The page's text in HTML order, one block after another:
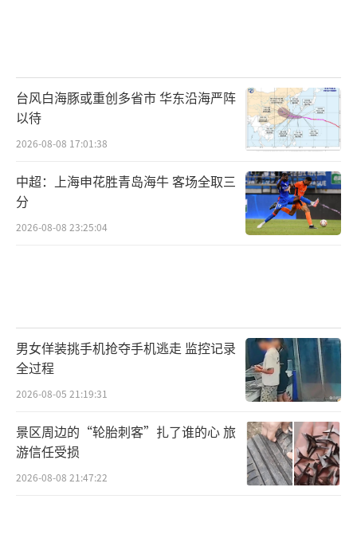
不被信任了，还谈什么文化大发展大繁
荣？”加强文化市场监管迫在眉睫，应该加强
多部门联动监管。
回忆起自己《一棵树》的演出经历，奚美
娟更有感触。当初，她接到剧本后，就到主人
公原型牛玉琴家里体验原汁原味的生活状
宾馆喝着可乐就能把作品给编出来了。
奚美娟强调，文化艺术是特殊行业，文化
产品的优劣及价值取向甚至能直接影响国家软
唯一目的，还要带着情怀。
为此，奚美娟建议，文化行业在接受资本
台风白海豚或重创多省市 华东沿海严阵
以待
2026-08-08 17:01:38
中超：上海申花胜青岛海牛 客场全取三
分
2026-08-08 23:25:04
男女佯装挑手机抢夺手机逃走 监控记录
全过程
2026-08-05 21:19:31
景区周边的“轮胎刺客”扎了谁的心 旅
游信任受损
2026-08-08 21:47:22